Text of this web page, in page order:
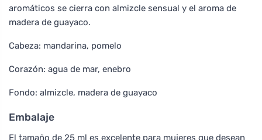
aromáticos se cierra con almizcle sensual y el aroma de
madera de guayaco.
Cabeza: mandarina, pomelo
Corazón: agua de mar, enebro
Fondo: almizcle, madera de guayaco
Embalaje
El tamaño de 25 ml es excelente para mujeres que desean